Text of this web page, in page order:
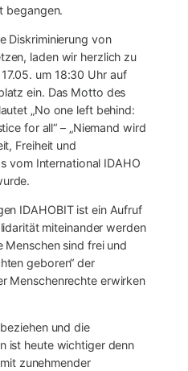
begangen.
Diskriminierung von
laden wir herzlich zu
um 18:30 Uhr auf
ein. Das Motto des
„No one left behind:
for all“ – „Niemand wird
Freiheit und
vom International IDAHO
IDAHOBIT ist ein Aufruf
miteinander werden
Menschen sind frei und
geboren“ der
Menschenrechte erwirken
und die
ist heute wichtiger denn
zunehmender